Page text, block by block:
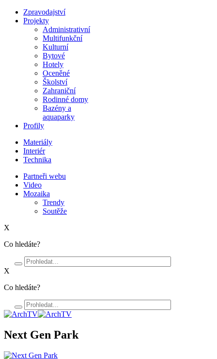
Zpravodajství
Projekty
Administrativní
Multifunkční
Kulturní
Bytové
Hotely
Oceněné
Školství
Zahraniční
Rodinné domy
Bazény a
aquaparky
Profily
Materiály
Interiér
Technika
Partneři webu
Video
Mozaika
Trendy
Soutěže
X
Co hledáte?
X
Co hledáte?
Next Gen Park